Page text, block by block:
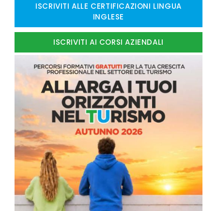
ISCRIVITI ALLE CERTIFICAZIONI LINGUA
INGLESE
ISCRIVITI AI CORSI AZIENDALI